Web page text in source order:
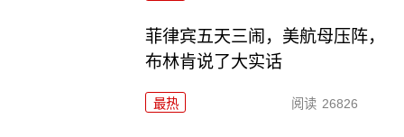
菲律宾五天三闹，美航母压阵，
布林肯说了大实话
最热 阅读 26826